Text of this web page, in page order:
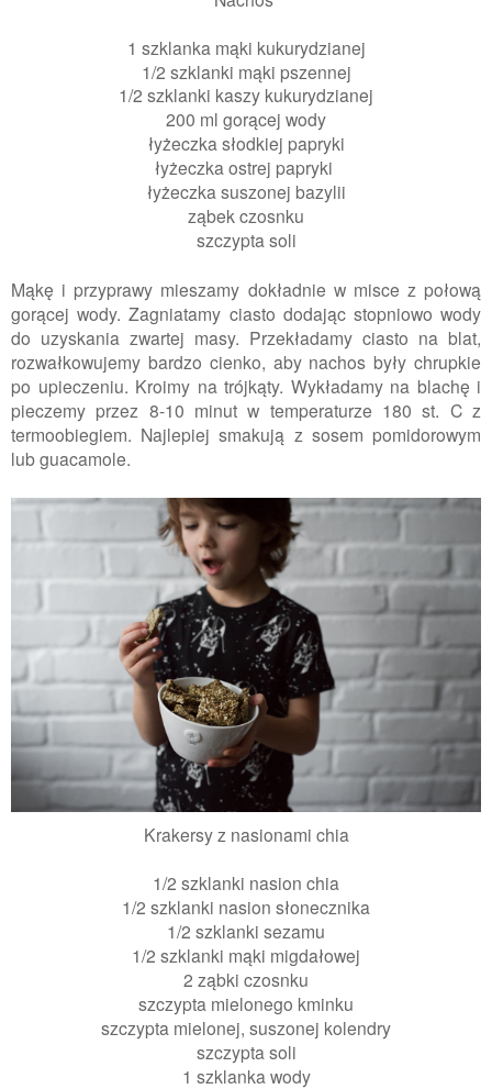
1 szklanka mąki kukurydzianej
1/2 szklanki mąki pszennej
1/2 szklanki kaszy kukurydzianej
200 ml gorącej wody
łyżeczka słodkiej papryki
łyżeczka ostrej papryki
łyżeczka suszonej bazylii
ząbek czosnku
szczypta soli
Mąkę i przyprawy mieszamy dokładnie w misce z połową
gorącej wody. Zagniatamy ciasto dodając stopniowo wody
do uzyskania zwartej masy. Przekładamy ciasto na blat,
rozwałkowujemy bardzo cienko, aby nachos były chrupkie
po upieczeniu. Kroimy na trójkąty. Wykładamy na blachę i
pieczemy przez 8-10 minut w temperaturze 180 st. C z
termoobiegiem. Najlepiej smakują z sosem pomidorowym
lub guacamole.
Krakersy z nasionami chia
1/2 szklanki nasion chia
1/2 szklanki nasion słonecznika
1/2 szklanki sezamu
1/2 szklanki mąki migdałowej
2 ząbki czosnku
szczypta mielonego kminku
szczypta mielonej, suszonej kolendry
szczypta soli
1 szklanka wody